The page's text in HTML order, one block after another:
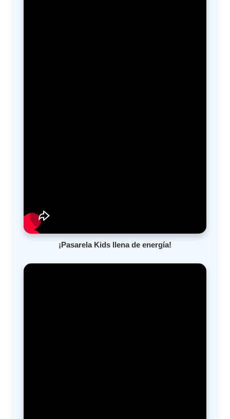
¡Pasarela Kids llena de energía!